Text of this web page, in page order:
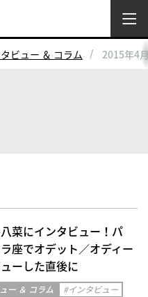
ビュー ＆ コラム 2015年4
菜にインタビュー！パ
座でオデット／オディー
ーした直後に
ー ＆ コラム #インタビュー